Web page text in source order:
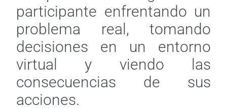
participante enfrentando un
problema real, tomando
decisiones en un entorno
virtual y viendo las
consecuencias de sus
acciones.